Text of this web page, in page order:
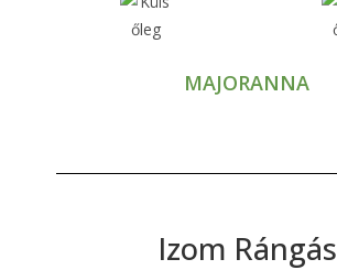
MAJORANNA
Izom Rángás